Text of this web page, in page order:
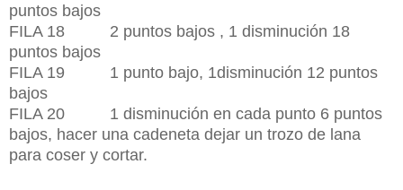
puntos bajos
FILA 18 2 puntos bajos , 1 disminución 18
puntos bajos
FILA 19 1 punto bajo, 1disminución 12 puntos
bajos
FILA 20 1 disminución en cada punto 6 puntos
bajos, hacer una cadeneta dejar un trozo de lana
para coser y cortar.